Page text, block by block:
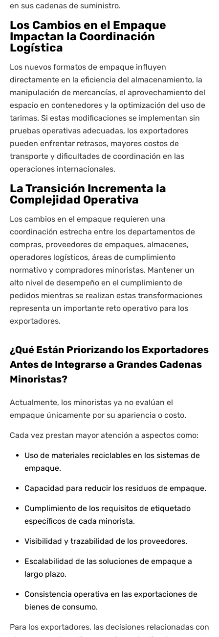
en sus cadenas de suministro.
Los Cambios en el Empaque
Impactan la Coordinación
Logística
Los nuevos formatos de empaque influyen
directamente en la eficiencia del almacenamiento, la
manipulación de mercancías, el aprovechamiento del
espacio en contenedores y la optimización del uso de
tarimas. Si estas modificaciones se implementan sin
pruebas operativas adecuadas, los exportadores
pueden enfrentar retrasos, mayores costos de
transporte y dificultades de coordinación en las
operaciones internacionales.
La Transición Incrementa la
Complejidad Operativa
Los cambios en el empaque requieren una
coordinación estrecha entre los departamentos de
compras, proveedores de empaques, almacenes,
operadores logísticos, áreas de cumplimiento
normativo y compradores minoristas. Mantener un
alto nivel de desempeño en el cumplimiento de
pedidos mientras se realizan estas transformaciones
representa un importante reto operativo para los
exportadores.
¿Qué Están Priorizando los Exportadores
Antes de Integrarse a Grandes Cadenas
Minoristas?
Actualmente, los minoristas ya no evalúan el
empaque únicamente por su apariencia o costo.
Cada vez prestan mayor atención a aspectos como:
Uso de materiales reciclables en los sistemas de
empaque.
Capacidad para reducir los residuos de empaque.
Cumplimiento de los requisitos de etiquetado
específicos de cada minorista.
Visibilidad y trazabilidad de los proveedores.
Escalabilidad de las soluciones de empaque a
largo plazo.
Consistencia operativa en las exportaciones de
bienes de consumo.
Para los exportadores, las decisiones relacionadas con